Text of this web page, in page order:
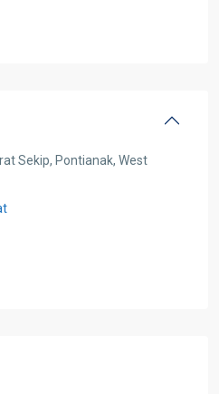
Sekip, Pontianak, West